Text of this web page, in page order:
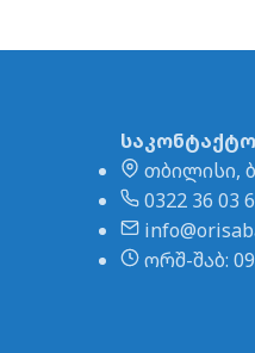
საკონტაქტო
თბილისი,
0322 36 03
ორშ-შაბ: